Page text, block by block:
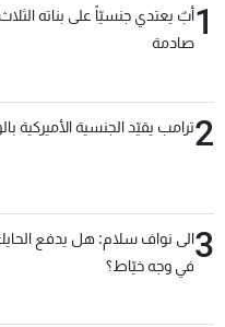
1أبٌ يعتدي جنسيّاً على بناته
صادمة
2ترامب يقيّد الجنسية الأميركية
3الى نواف سلام: هل يدفع
في وجه خيّاط؟